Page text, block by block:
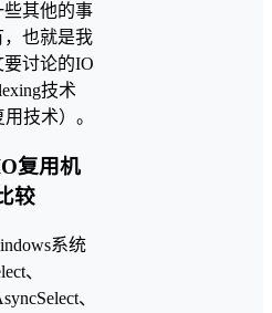
些其他的事
，也就是我
要讨论的IO
技术
用技术）。
复用机
较
系统
、
、